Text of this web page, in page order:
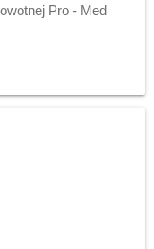
Pro - Med